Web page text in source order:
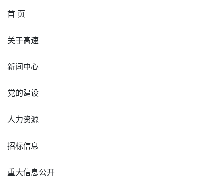
首 页
关于高速
新闻中心
党的建设
人力资源
招标信息
重大信息公开